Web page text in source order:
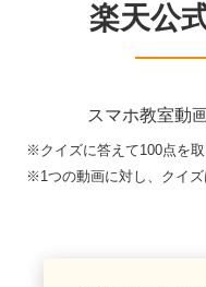
楽天公
スマホ教室動
※クイズに答えて100点を取
※1つの動画に対し、クイズ